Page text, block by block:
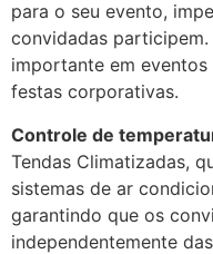
para o seu evento,
convidadas
importante em
festas corporativas.
Controle de
Tendas Climatizadas,
sistemas de ar
garantindo que os
independentemente